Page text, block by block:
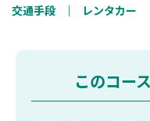
交通手段
｜ レンタカー
このコー